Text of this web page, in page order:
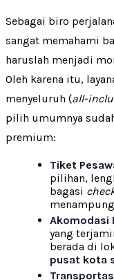
Sebagai biro
sangat memahami
haruslah menjadi
Oleh karena itu,
menyeluruh (all-
pilih umumnya
premium:
Tiket
pilihan,
bagasi
Akomodasi
yang
berada di
pusat kota